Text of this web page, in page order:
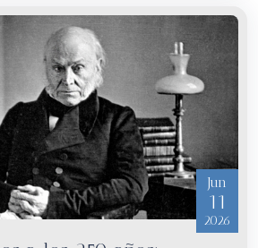
Jun
11
2026